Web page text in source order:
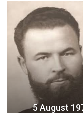
5 August